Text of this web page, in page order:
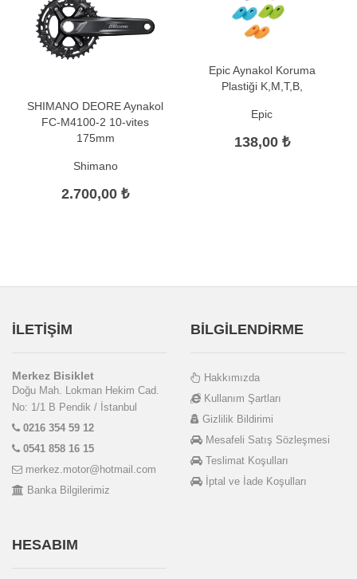
SHIMANO DEORE Aynakol
FC-M4100-2 10-vites
175mm
Shimano
2.700,00 ₺
Epic Aynakol Koruma
Plastiği K,M,T,B,
Epic
138,00 ₺
İLETİŞİM
Merkez Bisiklet
Doğu Mah. Lokman Hekim Cad.
No: 1/1 B Pendik / İstanbul
0216 354 59 12
0541 858 16 15
merkez.motor@hotmail.com
Banka Bilgilerimiz
BİLGİLENDİRME
Hakkımızda
Kullanım Şartları
Gizlilik Bildirimi
Mesafeli Satış Sözleşmesi
Teslimat Koşulları
İptal ve İade Koşulları
HESABIM